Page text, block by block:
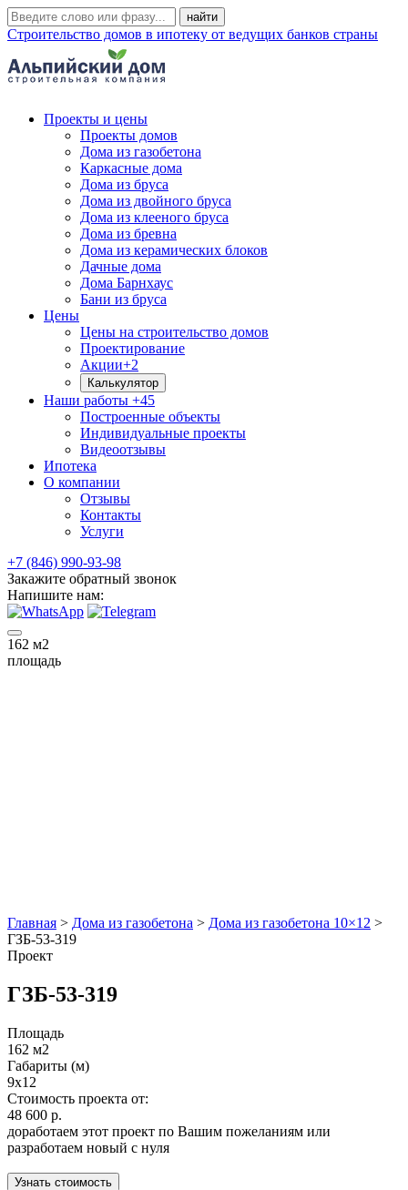
Строительство домов в ипотеку от ведущих банков страны
Проекты и цены
Проекты домов
Дома из газобетона
Каркасные дома
Дома из бруса
Дома из двойного бруса
Дома из клееного бруса
Дома из бревна
Дома из керамических блоков
Дачные дома
Дома Барнхаус
Бани из бруса
Цены
Цены на строительство домов
Проектирование
Акции+2
Калькулятор
Наши работы +45
Построенные объекты
Индивидуальные проекты
Видеоотзывы
Ипотека
О компании
Отзывы
Контакты
Услуги
+7 (846) 990-93-98
Закажите обратный звонок
Напишите нам:
162 м2
площадь
Главная > Дома из газобетона > Дома из газобетона 10×12 >
ГЗБ-53-319
Проект
ГЗБ-53-319
Площадь
162 м2
Габариты (м)
9x12
Стоимость проекта от:
48 600 р.
доработаем этот проект по Вашим пожеланиям или
разработаем новый с нуля
Узнать стоимость